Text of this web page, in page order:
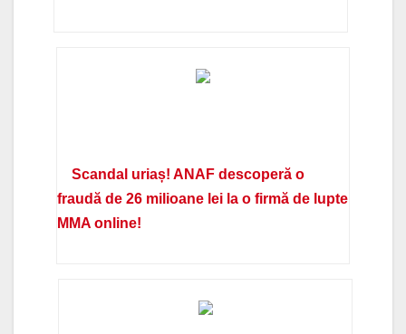
Scandal uriaș! ANAF descoperă o
fraudă de 26 milioane lei la o firmă de lupte
MMA online!